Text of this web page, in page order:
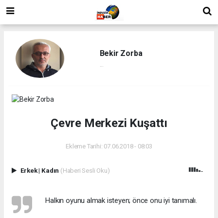
Bekir Zorba
Çevre Merkezi Kuşattı
Ekleme Tarihi: 07.06.2018 - 08:03
Erkek| Kadın (Haberi Sesli Oku)
 Halkın oyunu almak isteyen; önce onu iyi tanımalı.